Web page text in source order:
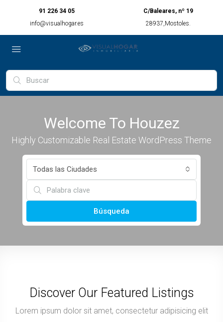
91 226 34 05
info@visualhogar.es
C/Baleares, nº 19
28937,Mostoles.
Welcome To Houzez
Highly Customizable Real Estate WordPress Theme
Todas las Ciudades
Búsqueda
Discover Our Featured Listings
Lorem ipsum dolor sit amet, consectetur adipisicing elit